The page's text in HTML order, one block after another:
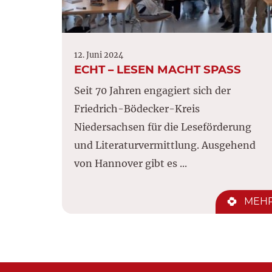
12. Juni 2024
ECHT – LESEN MACHT SPASS
Seit 70 Jahren engagiert sich der
Friedrich-Bödecker-Kreis
Niedersachsen für die Leseförderung
und Literaturvermittlung. Ausgehend
von Hannover gibt es ...